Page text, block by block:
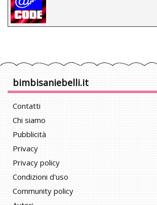
bimbisaniebelli.it
Contatti
Chi siamo
Pubblicità
Privacy
Privacy policy
Condizioni d'uso
Community policy